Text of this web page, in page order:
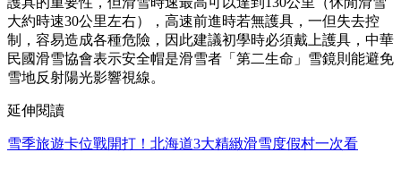
大約時速30公里左右），高速前進時若無護具，一但失去控
制，容易造成各種危險，因此建議初學時必須戴上護具，中華
民國滑雪協會表示安全帽是滑雪者「第二生命」雪鏡則能避免
雪地反射陽光影響視線。
延伸閱讀
雪季旅遊卡位戰開打！北海道3大精緻滑雪度假村一次看